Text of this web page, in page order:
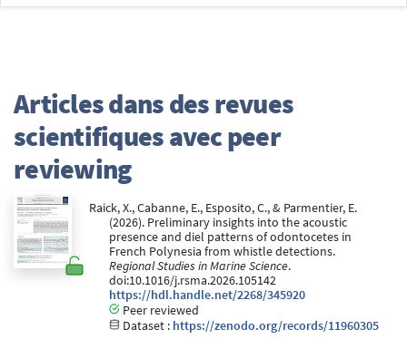
Articles dans des revues
scientifiques avec peer
reviewing
Raick, X., Cabanne, E., Esposito, C., & Parmentier, E.
(2026). Preliminary insights into the acoustic
presence and diel patterns of odontocetes in
French Polynesia from whistle detections.
Regional Studies in Marine Science.
doi:10.1016/j.rsma.2026.105142
https://hdl.handle.net/2268/345920
Peer reviewed
Dataset : https://zenodo.org/records/11960305